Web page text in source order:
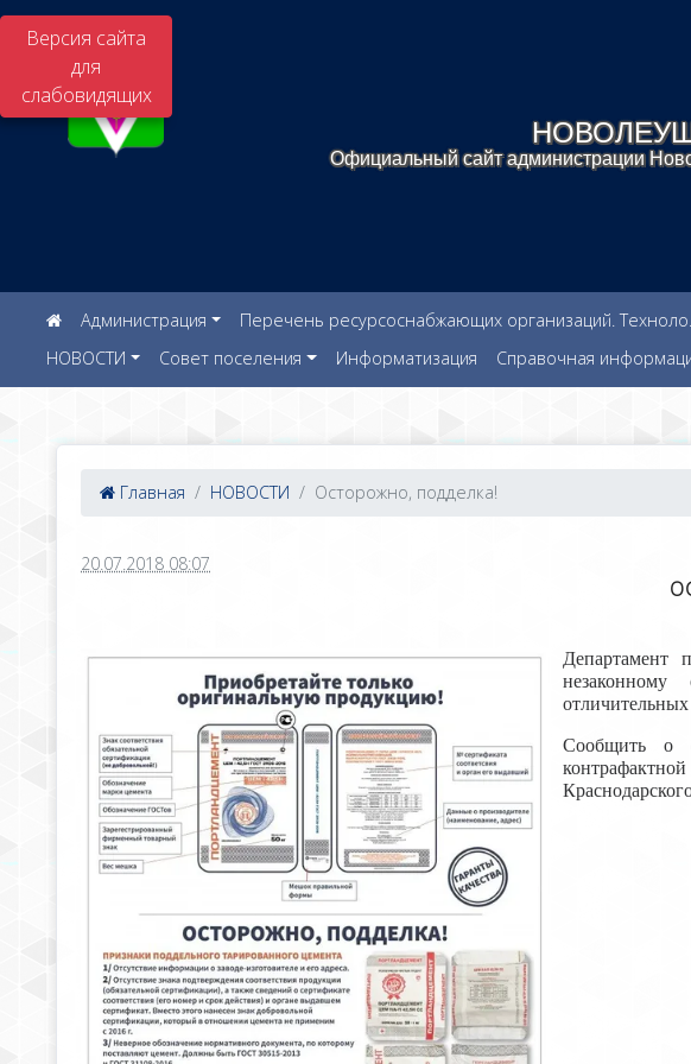
Версия сайта
для
слабовидящих
Официальный сайт администрации
Администрация Перечень ресурсоснабжающих организаций.
НОВОСТИ
Совет поселения Информатизация Справочная
Главная НОВОСТИ Осторожно, подделка!
20.07.2018 08:07
Департамент
незаконному
Сообщить о